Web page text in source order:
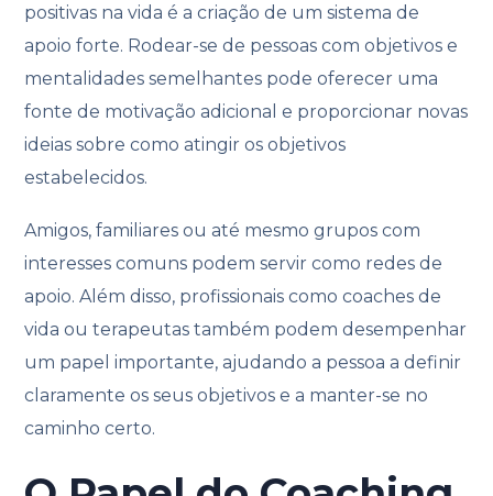
positivas na vida é a criação de um sistema de
apoio forte. Rodear-se de pessoas com objetivos e
mentalidades semelhantes pode oferecer uma
fonte de motivação adicional e proporcionar novas
ideias sobre como atingir os objetivos
estabelecidos.
Amigos, familiares ou até mesmo grupos com
interesses comuns podem servir como redes de
apoio. Além disso, profissionais como coaches de
vida ou terapeutas também podem desempenhar
um papel importante, ajudando a pessoa a definir
claramente os seus objetivos e a manter-se no
caminho certo.